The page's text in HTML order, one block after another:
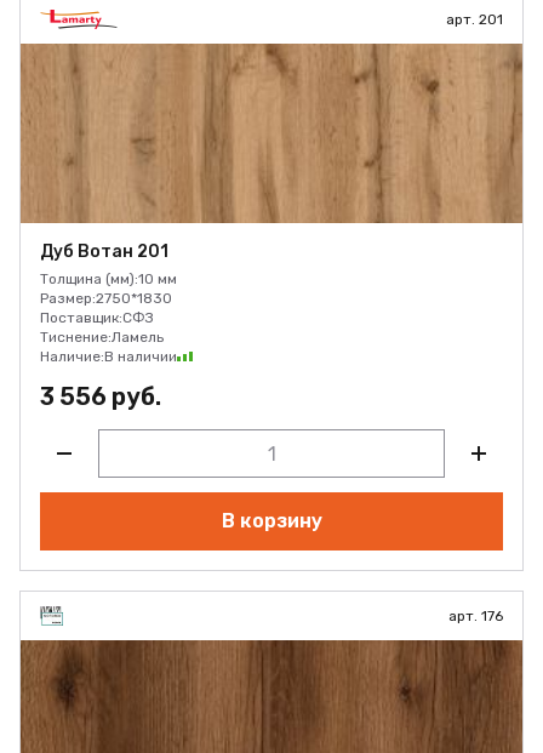
арт. 201
Дуб Вотан 201
Толщина (мм):10 мм
Размер:2750*1830
Поставщик:СФЗ
Тиснение:Ламель
Наличие:В наличии
3 556 руб.
В корзину
арт. 176